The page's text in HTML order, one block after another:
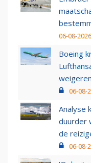
06-08-
Boeing
weigeren
06-08-
Analyse
duurder
de
06-08-